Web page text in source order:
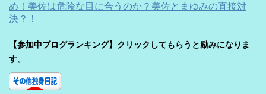
め！美佐は危険な目に合うのか？美佐とまゆみの直接対
決？！
【参加中ブログランキング】クリックしてもらうと励みになりま
す。